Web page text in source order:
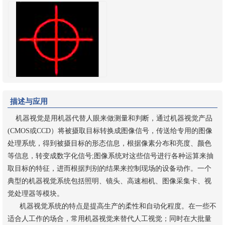
描述与应用
机器视觉是用机器代替人眼来做测量和判断，通过机器视觉产品
(CMOS或CCD）将被摄取目标转换成图像信号，传送给专用的图像
处理系统，得到被摄目标的形态信息，根据像素分布和亮度、颜色
等信息，转变成数字化信号;图像系统对这些信号进行各种运算来抽
取目标的特征，进而根据判别的结果来控制现场的设备动作。一个
典型的机器视觉系统包括照明、镜头、高速相机、图像采集卡、视
觉处理器等模块。
机器视觉系统的特点是提高生产的柔性和自动化程度。在一些不
适合人工作的场合，常用机器视觉来替代人工视觉；同时在大批量